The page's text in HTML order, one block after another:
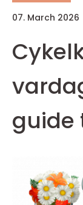
07. March 2026
guide